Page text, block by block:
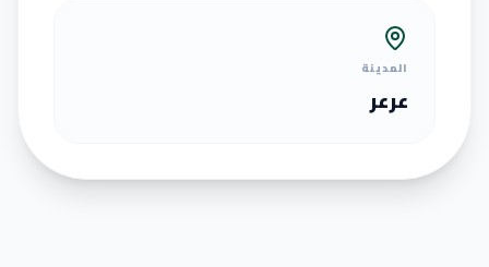
المدينة
عرعر